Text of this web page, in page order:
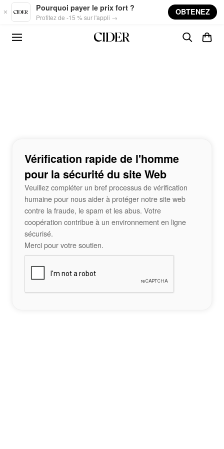
Skip to main content
Pourquoi payer le prix fort ?
Profitez de -15 % sur l'appli →
OBTENEZ
Vérification rapide de l'homme
pour la sécurité du site Web
Veuillez compléter un bref processus de vérification
humaine pour nous aider à protéger notre site web
contre la fraude, le spam et les abus. Votre
coopération contribue à un environnement en ligne
sécurisé.
Merci pour votre soutien.